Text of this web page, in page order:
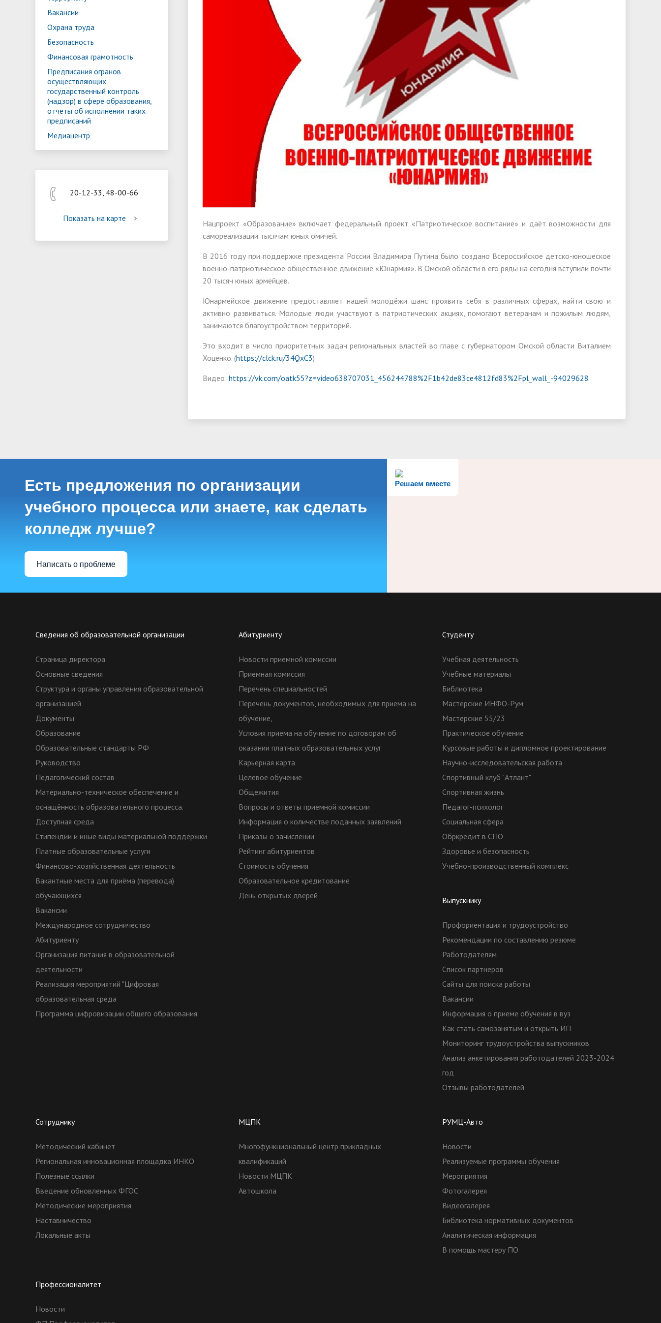
Реализация мероприятий
"Цифровая образовательная среда
Программа цифровизации общего
Вакансии
Охрана труда
Безопасность
Финансовая грамотность
Предписания огранов
осуществляющих
государственный контроль
(надзор) в сфере образования,
отчеты об исполнении таких
предписаний
Медиацентр
20-12-33, 48-00-66
Показать на карте
Нацпроект «Образование» включает федеральный проект «Патриотическое воспитание» и даёт возможности для
самореализации тысячам юных омичей.
В 2016 году при поддержке президента России Владимира Путина было создано Всероссийское детско-юношеское
военно-патриотическое общественное движение «Юнармия». В Омской области в его ряды на сегодня вступили почти
20 тысяч юных армейцев.
Юнармейское движение предоставляет нашей молодёжи шанс проявить себя в различных сферах, найти свою и
активно развиваться. Молодые люди участвуют в патриотических акциях, помогают ветеранам и пожилым людям,
занимаются благоустройством территорий.
Это входит в число приоритетных задач региональных властей во главе с губернатором Омской области Виталием
Хоценко. (https://clck.ru/34QxC3)
Видео: https://vk.com/oatk55?z=video638707031_456244788%2F1b42de83ce4812fd83%2Fpl_wall_-94029628
Решаем вместе
Есть предложения по организации
учебного процесса или знаете, как сделать
колледж лучше?
Написать о проблеме
Сведения об образовательной организации
Страница директора
Основные сведения
Структура и органы управления образовательной
организацией
Документы
Образование
Образовательные стандарты РФ
Руководство
Педагогический состав
Материально-техническое обеспечение и
оснащённость образовательного процесса.
Доступная среда
Стипендии и иные виды материальной поддержки
Платные образовательные услуги
Финансово-хозяйственная деятельность
Вакантные места для приёма (перевода)
обучающихся
Вакансии
Международное сотрудничество
Абитуриенту
Организация питания в образовательной
деятельности
Реализация мероприятий "Цифровая
образовательная среда
Программа цифровизации общего образования
Абитуриенту
Новости приемной комиссии
Приемная комиссия
Перечень специальностей
Перечень документов, необходимых для приема на
обучение,
Условия приема на обучение по договорам об
оказании платных образовательных услуг
Карьерная карта
Целевое обучение
Общежития
Вопросы и ответы приемной комиссии
Информация о количестве поданных заявлений
Приказы о зачислении
Рейтинг абитуриентов
Стоимость обучения
Образовательное кредитование
День открытых дверей
Студенту
Учебная деятельность
Учебные материалы
Библиотека
Мастерские ИНФО-Рум
Мастерские 55/23
Практическое обучение
Курсовые работы и дипломное проектирование
Научно-исследовательская работа
Спортивный клуб "Атлант"
Спортивная жизнь
Педагог-психолог
Социальная сфера
Обркредит в СПО
Здоровье и безопасность
Учебно-производственный комплекс
Выпускнику
Профориентация и трудоустройство
Рекомендации по составлению резюме
Работодателям
Список партнеров
Сайты для поиска работы
Вакансии
Информация о приеме обучения в вуз
Как стать самозанятым и открыть ИП
Мониторинг трудоустройства выпускников
Анализ анкетирования работодателей 2023-2024
год
Отзывы работодателей
Сотруднику
Методический кабинет
Региональная инновационная площадка ИНКО
Полезные ссылки
Введение обновленных ФГОС
Методические мероприятия
Наставничество
Локальные акты
МЦПК
Многофункциональный центр прикладных
квалификаций
Новости МЦПК
Автошкола
РУМЦ-Авто
Новости
Реализуемые программы обучения
Мероприятия
Фотогалерея
Видеогалерея
Библиотека нормативных документов
Аналитическая информация
В помощь мастеру ПО
Профессионалитет
Новости